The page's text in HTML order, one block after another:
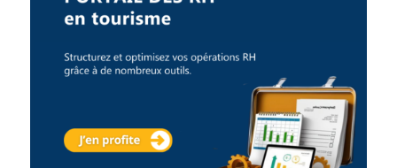
Cuisinier : alternance travail-étude
Apprentissage en milieu de travail
Reconnaissance des compétences